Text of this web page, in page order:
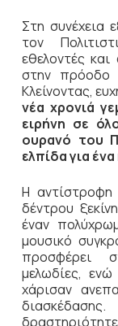
Στη συνέχεια
τον
εθελοντές
στην πρόοδο
Κλείνοντας,
νέα χρονιά
ειρήνη σε
ουρανό του
ελπίδα για
Η
δέντρου
έναν
μουσικό
προσφέρει
μελωδίες,
χάρισαν